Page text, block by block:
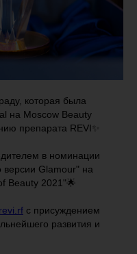
которая была
на Moscow Beauty
препарата REVI✨
в номинации
Glamour" на
Beauty 2021"🌟
с присуждением
развития и